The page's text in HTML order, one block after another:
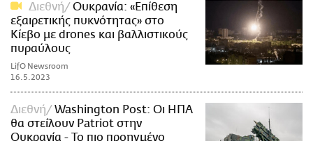
Διεθνή
Ουκρανία: «Επίθεση
εξαιρετικής πυκνότητας» στο
Κίεβο με drones και βαλλιστικούς
πυραύλους
LifO Newsroom
16.5.2023
Διεθνή
Washington Post: Οι ΗΠΑ
θα στείλουν Patriot στην
Ουκρανία - To πιο προηγμένo